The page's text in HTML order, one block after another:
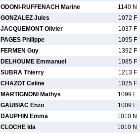
ODONI-RUFFENACH Marine
1140 N
GONZALEZ Jules
1072 F
JACQUEMONT Olivier
1037 F
PAGES Philippe
1095 F
FERMEN Guy
1392 F
DELHOUME Emmanuel
1085 F
SUBRA Thierry
1213 F
CHAZOT Celine
1025 F
MARTIGNONI Mathys
1099 E
GAUBIAC Enzo
1009 E
DAUPHIN Emma
1010 N
CLOCHE Ida
1010 N